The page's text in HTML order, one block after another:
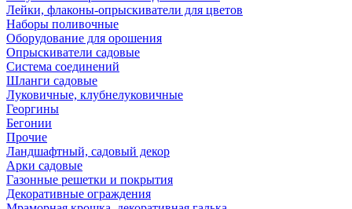
Лейки, флаконы-опрыскиватели для цветов
Наборы поливочные
Оборудование для орошения
Опрыскиватели садовые
Система соединений
Шланги садовые
Луковичные, клубнелуковичные
Георгины
Бегонии
Прочие
Ландшафтный, садовый декор
Арки садовые
Газонные решетки и покрытия
Декоративные ограждения